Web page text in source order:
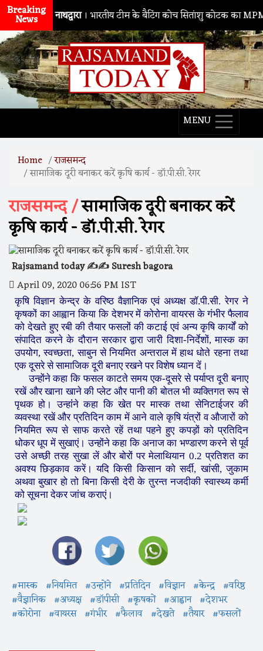
Breaking
Newsनाथद्वारा। भारतीय टीम के बैटिंग कोच सितांशु कोटक का MPMSC
MENU
Home राजसमन्द
सामाजिक दूरी बनाकर करें कृषि कार्य - डॉ.पी.सी. रेगर
राजसमन्द /सामाजिक दूरी बनाकर करें
कृषि कार्य - डॉ.पी.सी. रेगर
Rajsamand today ✍️✍️ Suresh bagora
April 09, 2020 06:56 PM IST
कृषि विज्ञान केन्द्र के वरिष्ठ वैज्ञानिक एवं अध्यक्ष डॉ.पी.सी. रेगर ने
कृषकों का आह्वान किया कि देशभर में कोरोना वायरस के गंभीर फैलाव
को देखते हुए रबी की तैयार फसलों की कटाई एवं अन्य कृषि कार्यों को
संपादित करने के दौरान सरकार द्वारा जारी दिशा-निर्देशों, मास्क का
उपयोग, स्वच्छता, साबुन से नियमित अन्तराल में हाथ धोते रहना तथा
एक दूसरे से सामाजिक दूरी बनाए रखने पर विशेष ध्यान दें।
उन्होंने कहा कि फसल काटते समय एक-दूसरे से पर्याप्त दूरी बनाए
रखें और खाना खाने की प्लेट और पानी की बोतल भी व्यक्तिगत रूप से
पृथक हो। उन्हांंने कहा कि खेत पर मास्क तथा सेनिटाईजर की
व्यवस्था रखें और प्रतिदिन काम में आने वाले कृषि यंत्रों व औजारों को
नियमित रूप से साफ करते रहें तथा पहने हुए कपड़ों को प्रतिदिन
धोकर धूप में सुखाएं। उन्होंने कहा कि अनाज का भण्डारण करने से पूर्व
उसे अच्छी तरह सुखा लें और बोरों पर मेलाथियान 0.2 प्रतिशत का
अवश्य छिड़काव करें। यदि किसी किसान को सर्दी, खांसी, जुकाम
अथवा बुखार हो तो बिना किसी देरी के तुरन्त नजदीकी स्वास्थ्य कर्मी
को सूचना देकर जांच कराएं।
#मास्क #नियमित #उन्होंने #प्रतिदिन #विज्ञान #केन्द्र #वरिष्ठ
#वैज्ञानिक #अध्यक्ष #डॉपीसी #कृषकों #आह्वान #देशभर
#कोरोना #वायरस #गंभीर #फैलाव #देखते #तैयार #फसलों